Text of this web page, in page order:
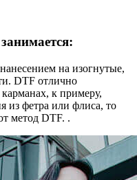
на изогнутые,
DTF отлично
к примеру,
из фетра или флиса, то
метод DTF. .